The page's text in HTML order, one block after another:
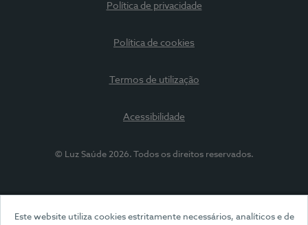
Este website utiliza cookies estritamente necessários, analíticos e de
Política de privacidade
Política de cookies
Termos de utilização
Acessibilidade
© Luz Saúde 2026. Todos os direitos reservados.